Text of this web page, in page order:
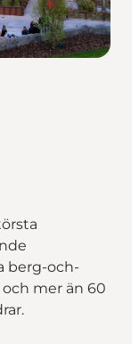
berg-och-
mer än 60